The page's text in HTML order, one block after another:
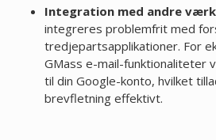
Integration med andre
integreres problemfrit med
tredjepartsapplikationer. For
GMass e-mail-funktionaliteter
til din Google-konto, hvilket
brevfletning effektivt.